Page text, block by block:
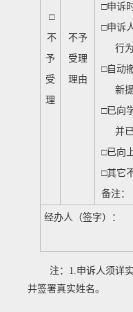
□
不
予
受
理
不予
受理
理由
□申诉
□申诉
行为
□自动
新
□已向
并
□已向
□其它
备注：
经办人（签字）：
注： 1.申诉人须详
并签署真实姓名。